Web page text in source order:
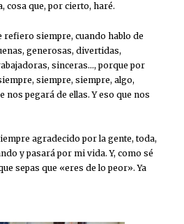
cosa que, por cierto, haré.
refiero siempre, cuando hablo de
generosas, divertidas,
sinceras…, porque por
siempre, siempre, algo,
nos pegará de ellas. Y eso que nos
agradecido por la gente, toda,
y pasará por mi vida. Y, como sé
sepas que «eres de lo peor». Ya